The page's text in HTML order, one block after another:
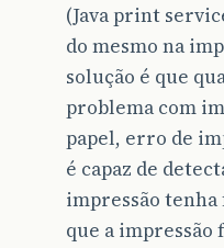
(Java print
do mesmo na
solução é que
problema com
papel, erro de
é capaz de
impressão
que a impressão